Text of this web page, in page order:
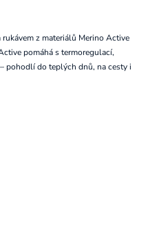
z materiálů Merino Active
pomáhá s termoregulací,
pohodlí do teplých dnů, na cesty i